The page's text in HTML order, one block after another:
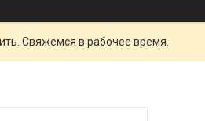
Свяжемся в рабочее время.